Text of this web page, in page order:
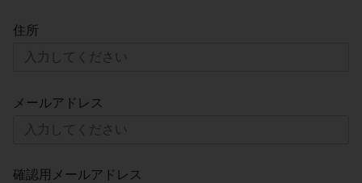
住所
メールアドレス
確認用メールアドレス